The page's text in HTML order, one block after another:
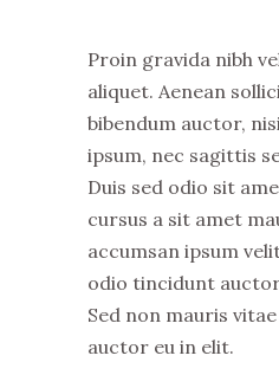
Proin gravida nibh
aliquet. Aenean
bibendum auctor,
ipsum, nec sagittis
Duis sed odio sit
cursus a sit amet
accumsan ipsum
odio tincidunt
Sed non mauris
auctor eu in elit.